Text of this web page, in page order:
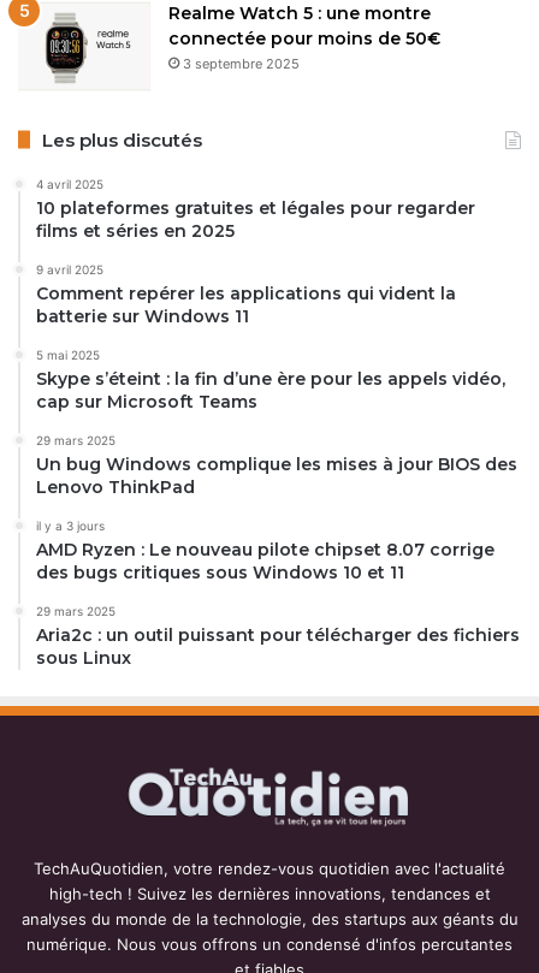
Realme Watch 5 : une montre
connectée pour moins de 50€
3 septembre 2025
Les plus discutés
4 avril 2025
10 plateformes gratuites et légales pour regarder
films et séries en 2025
9 avril 2025
Comment repérer les applications qui vident la
batterie sur Windows 11
5 mai 2025
Skype s’éteint : la fin d’une ère pour les appels vidéo,
cap sur Microsoft Teams
29 mars 2025
Un bug Windows complique les mises à jour BIOS des
Lenovo ThinkPad
il y a 3 jours
AMD Ryzen : Le nouveau pilote chipset 8.07 corrige
des bugs critiques sous Windows 10 et 11
29 mars 2025
Aria2c : un outil puissant pour télécharger des fichiers
sous Linux
TechAuQuotidien, votre rendez-vous quotidien avec l'actualité
high-tech ! Suivez les dernières innovations, tendances et
analyses du monde de la technologie, des startups aux géants du
numérique. Nous vous offrons un condensé d'infos percutantes